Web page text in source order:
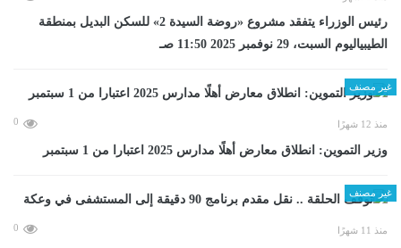
رئيس الوزراء يتفقد مشروع «روضة السيدة 2» للسكن البديل بمنطقة
الطيبياليوم السبت، 29 نوفمبر 2025 11:50 صـ
غير مصنف
منذ 12 شهرًا 0
وزير التموين: انطلاق معارض أهلًا مدارس 2025 اعتبارا من 1 سبتمبر
غير مصنف
منذ 11 شهرًا 0